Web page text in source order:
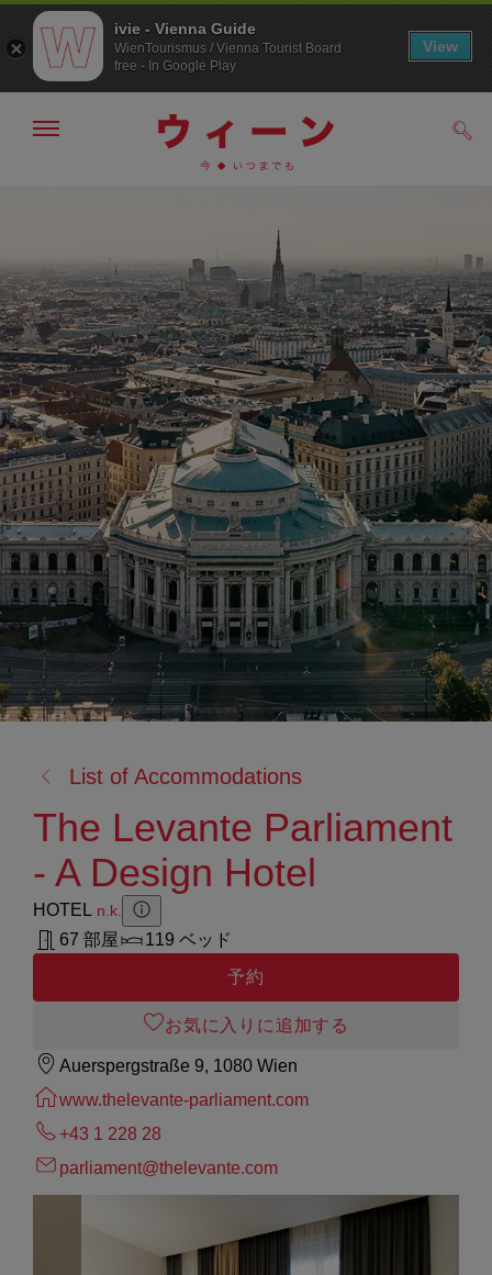
へ
ジ
の
ト
ッ
プ
へ
メ
非
表
示
る:
List of Accommodations
The Levante Parliament
- A Design Hotel
HOTEL n.k.
Zusatzinformation anzeigen
Zusatzinformation ausblenden
67 部屋
119 ベッド
予約
お気に入りに追加する
Auerspergstraße 9, 1080 Wien
www.thelevante-parliament.com
+43 1 228 28
parliament@thelevante.com
ivie - Vienna Guide
WienTourismus / Vienna Tourist Board
free - In Google Play
View